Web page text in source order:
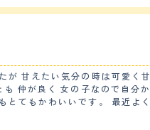
と１日に２、３回は家の端か
逃げていきます。家の中は比
な健康診断は行っておりませ